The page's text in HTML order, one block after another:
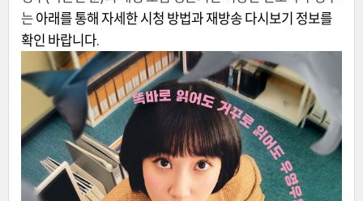
는 아래를 통해 자세한 시청 방법과 재방송 다시보기 정보를
확인 바랍니다.